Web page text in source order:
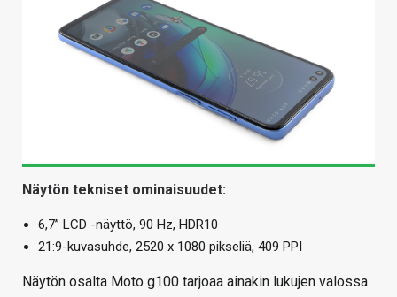
Näytön tekniset ominaisuudet:
6,7” LCD -näyttö, 90 Hz, HDR10
21:9-kuvasuhde, 2520 x 1080 pikseliä, 409 PPI
Näytön osalta Moto g100 tarjoaa ainakin lukujen valossa